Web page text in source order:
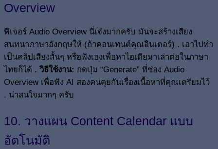
Overview
ฟีเจอร์ Audio Overview นี่เจ๋งมากครับ มันจะสร้างเสียง
สนทนาภาษาอังกฤษให้ (ถ้าคอนเทนต์คุณอินเตอร์) . เอาไปทำ
เป็นคลิปเสียงสั้นๆ หรือฟังเองเพื่อหาไอเดียมาเล่าต่อในภาษา
ไทยก็ได้ . วิธีใช้งาน: กดปุ่ม “Generate” ที่ช่อง Audio
Overview เพื่อฟัง AI สองคนคุยกันเรื่องเนื้อหาที่คุณเตรียมไว้
. น่าสนใจมากๆ ครับ
10. วางแผน Content Calendar แบบ
อัตโนมัติ